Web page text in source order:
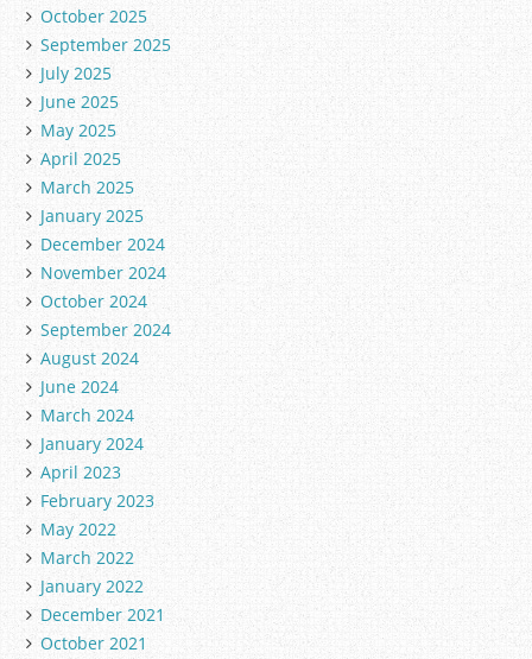
October 2025
September 2025
July 2025
June 2025
May 2025
April 2025
March 2025
January 2025
December 2024
November 2024
October 2024
September 2024
August 2024
June 2024
March 2024
January 2024
April 2023
February 2023
May 2022
March 2022
January 2022
December 2021
October 2021